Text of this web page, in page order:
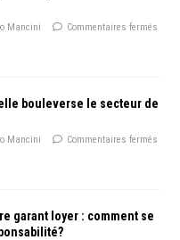
Mancini Commentaires fermés
bouleverse le secteur de
Mancini Commentaires fermés
garant loyer : comment se